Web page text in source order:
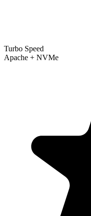
Turbo Speed
Apache + NVMe